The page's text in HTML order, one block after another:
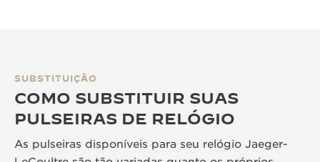
SUBSTITUIÇÃO
COMO SUBSTITUIR SUAS
PULSEIRAS DE RELÓGIO
As pulseiras disponíveis para seu relógio Jaeger-